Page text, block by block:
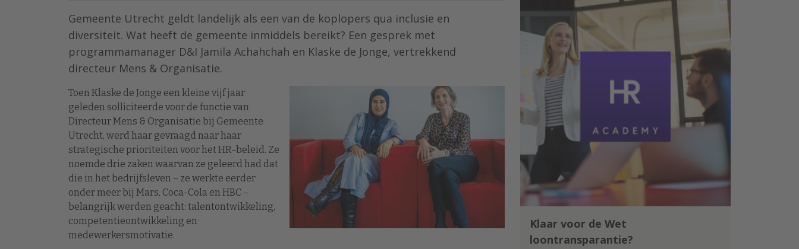
Gemeente Utrecht geldt landelijk als een van de koplopers qua inclusie en
diversiteit. Wat heeft de gemeente inmiddels bereikt? Een gesprek met
programmamanager D&I Jamila Achahchah en Klaske de Jonge, vertrekkend
directeur Mens & Organisatie.
Toen Klaske de Jonge een kleine vijf jaar
geleden solliciteerde voor de functie van
Directeur Mens & Organisatie bij Gemeente
Utrecht, werd haar gevraagd naar haar
strategische prioriteiten voor het HR-beleid. Ze
noemde drie zaken waarvan ze geleerd had dat
die in het bedrijfsleven – ze werkte eerder
onder meer bij Mars, Coca-Cola en HBC –
belangrijk werden geacht: talentontwikkeling,
competentieontwikkeling en
medewerkersmotivatie.
Klaar voor de Wet
loontransparantie?